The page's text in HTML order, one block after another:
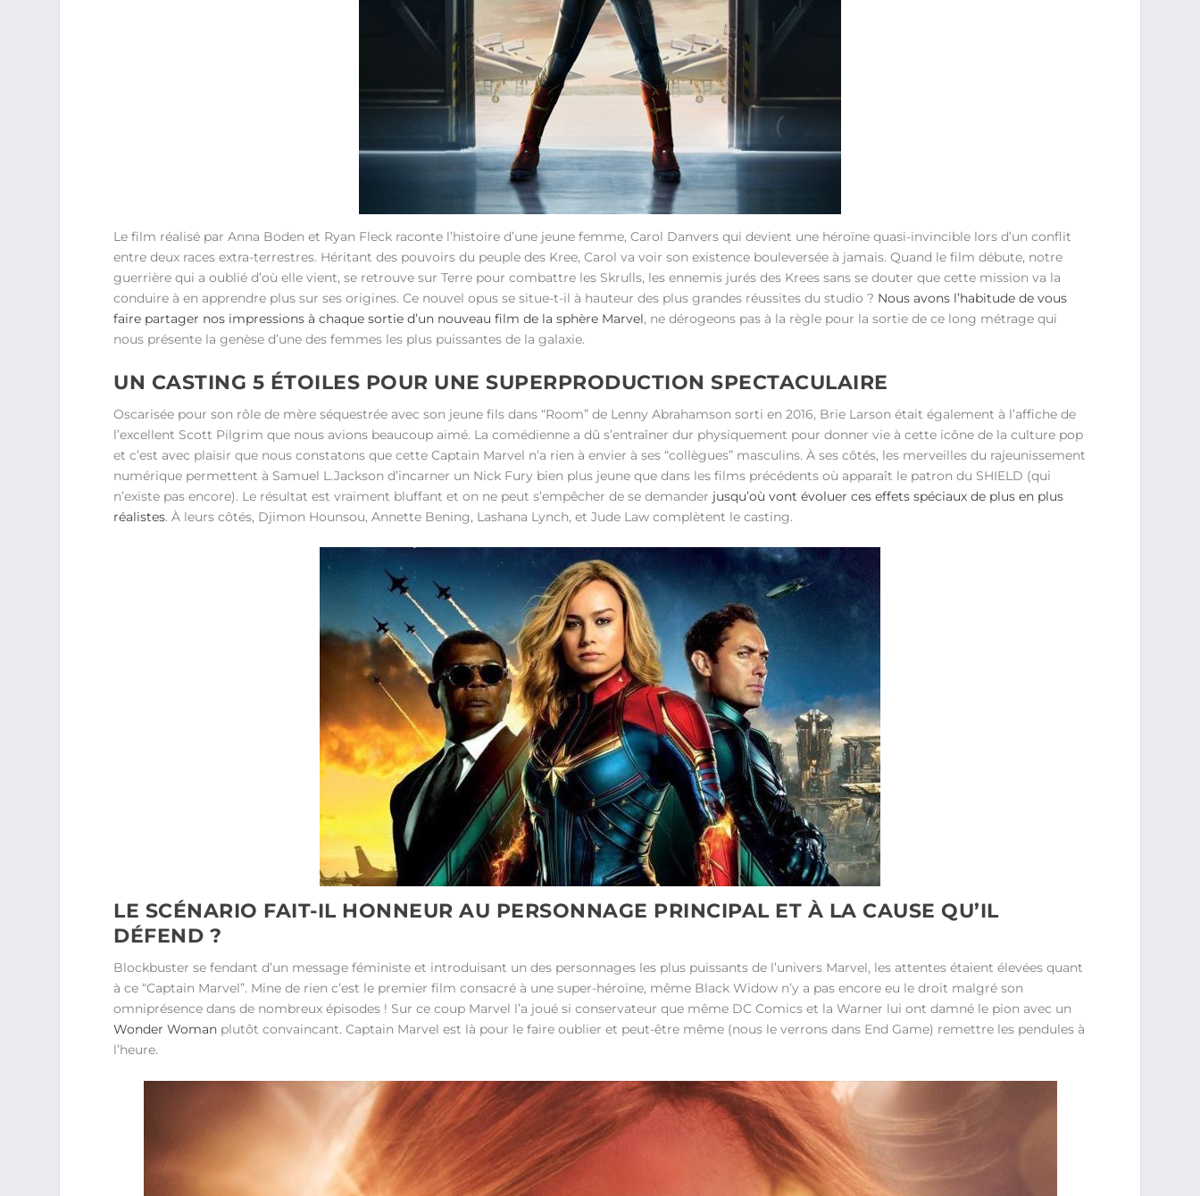
Le film réalisé par Anna Boden et Ryan Fleck raconte l’histoire d’une jeune femme, Carol Danvers qui devient une héroïne quasi-invincible lors d’un conflit
entre deux races extra-terrestres. Héritant des pouvoirs du peuple des Kree, Carol va voir son existence bouleversée à jamais. Quand le film débute, notre
guerrière qui a oublié d’où elle vient, se retrouve sur Terre pour combattre les Skrulls, les ennemis jurés des Krees sans se douter que cette mission va la
conduire à en apprendre plus sur ses origines. Ce nouvel opus se situe-t-il à hauteur des plus grandes réussites du studio ? Nous avons l’habitude de vous
faire partager nos impressions à chaque sortie d’un nouveau film de la sphère Marvel, ne dérogeons pas à la règle pour la sortie de ce long métrage qui
nous présente la genèse d’une des femmes les plus puissantes de la galaxie.
UN CASTING 5 ÉTOILES POUR UNE SUPERPRODUCTION SPECTACULAIRE
Oscarisée pour son rôle de mère séquestrée avec son jeune fils dans “Room” de Lenny Abrahamson sorti en 2016, Brie Larson était également à l’affiche de
l’excellent Scott Pilgrim que nous avions beaucoup aimé. La comédienne a dû s’entraîner dur physiquement pour donner vie à cette icône de la culture pop
et c’est avec plaisir que nous constatons que cette Captain Marvel n’a rien à envier à ses “collègues” masculins. À ses côtés, les merveilles du rajeunissement
numérique permettent à Samuel L.Jackson d’incarner un Nick Fury bien plus jeune que dans les films précédents où apparaît le patron du SHIELD (qui
n’existe pas encore). Le résultat est vraiment bluffant et on ne peut s’empêcher de se demander jusqu’où vont évoluer ces effets spéciaux de plus en plus
réalistes. À leurs côtés, Djimon Hounsou, Annette Bening, Lashana Lynch, et Jude Law complètent le casting.
LE SCÉNARIO FAIT-IL HONNEUR AU PERSONNAGE PRINCIPAL ET À LA CAUSE QU’IL
DÉFEND ?
Blockbuster se fendant d’un message féministe et introduisant un des personnages les plus puissants de l’univers Marvel, les attentes étaient élevées quant
à ce “Captain Marvel”. Mine de rien c’est le premier film consacré à une super-héroïne, même Black Widow n’y a pas encore eu le droit malgré son
omniprésence dans de nombreux épisodes ! Sur ce coup Marvel l’a joué si conservateur que même DC Comics et la Warner lui ont damné le pion avec un
Wonder Woman plutôt convaincant. Captain Marvel est là pour le faire oublier et peut-être même (nous le verrons dans End Game) remettre les pendules à
l’heure.